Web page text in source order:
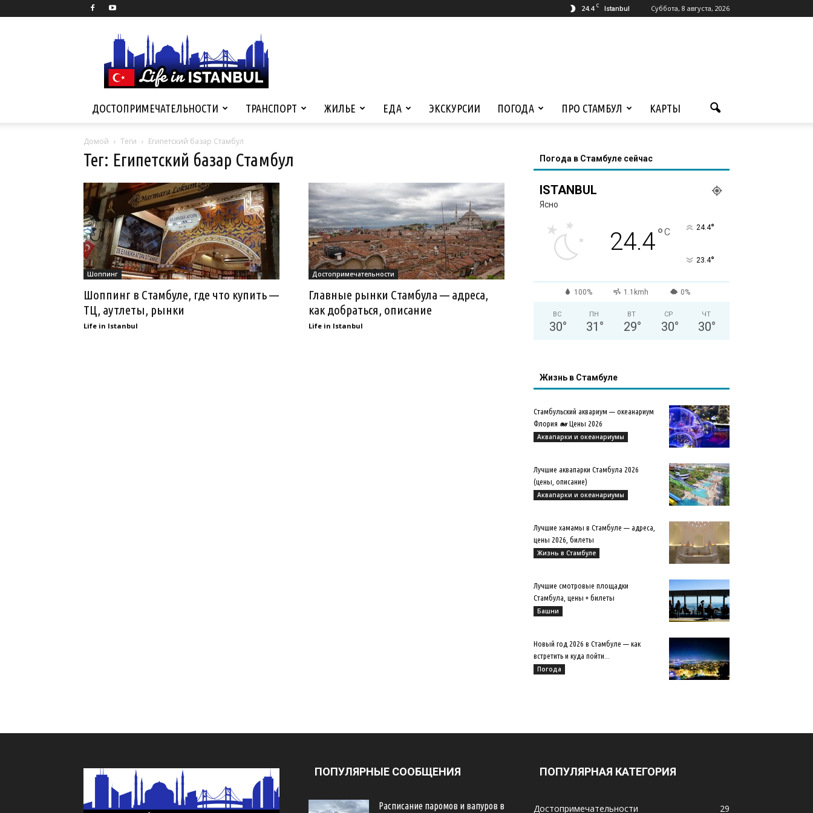
24.4 C Istanbul Суббота, 8 августа, 2026
Life
Istanbul
ДОСТОПРИМЕЧАТЕЛЬНОСТИ ТРАНСПОРТ ЖИЛЬЕ ЕДА ЭКСКУРСИИ ПОГОДА ПРО СТАМБУЛ КАРТЫ
Домой Теги Египетский базар Стамбул
Тег: Египетский базар Стамбул
Шоппинг
Шоппинг в Стамбуле, где что купить —
ТЦ, аутлеты, рынки
Life in Istanbul
Достопримечательности
Главные рынки Стамбула — адреса,
как добраться, описание
Life in Istanbul
Погода в Стамбуле сейчас
ISTANBUL
Ясно
24.4°C 24.4°
23.4°
100% 1.1kmh 0%
ВС
30°
ПН
31 °
ВТ
29°
СР
30°
ЧТ
30°
Жизнь в Стамбуле
Стамбульский аквариум — океанариум
Флория 🐋 Цены 2026
Аквапарки и океанариумы
Лучшие аквапарки Стамбула 2026
(цены, описание)
Аквапарки и океанариумы
Лучшие хамамы в Стамбуле — адреса,
цены 2026, билеты
Жизнь в Стамбуле
Лучшие смотровые площадки
Стамбула, цены + билеты
Башни
Новый год 2026 в Стамбуле — как
встретить и куда пойти...
Погода
ПОПУЛЯРНЫЕ СООБЩЕНИЯ
Расписание паромов и вапуров в
ПОПУЛЯРНАЯ КАТЕГОРИЯ
Достопримечательности 29